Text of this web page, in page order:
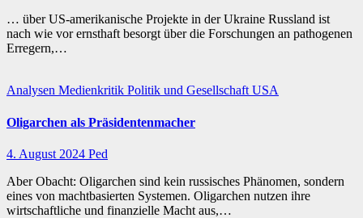
… über US-amerikanische Projekte in der Ukraine Russland ist
nach wie vor ernsthaft besorgt über die Forschungen an pathogenen
Erregern,…
Analysen Medienkritik Politik und GesellschaftUSA
Oligarchen als Präsidentenmacher
4. August 2024 Ped
Aber Obacht: Oligarchen sind kein russisches Phänomen, sondern
eines von machtbasierten Systemen. Oligarchen nutzen ihre
wirtschaftliche und finanzielle Macht aus,…